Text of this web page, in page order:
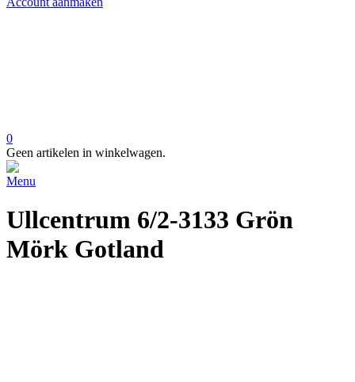
0
Geen artikelen in winkelwagen.
Menu
Ullcentrum 6/2-3133 Grön
Mörk Gotland